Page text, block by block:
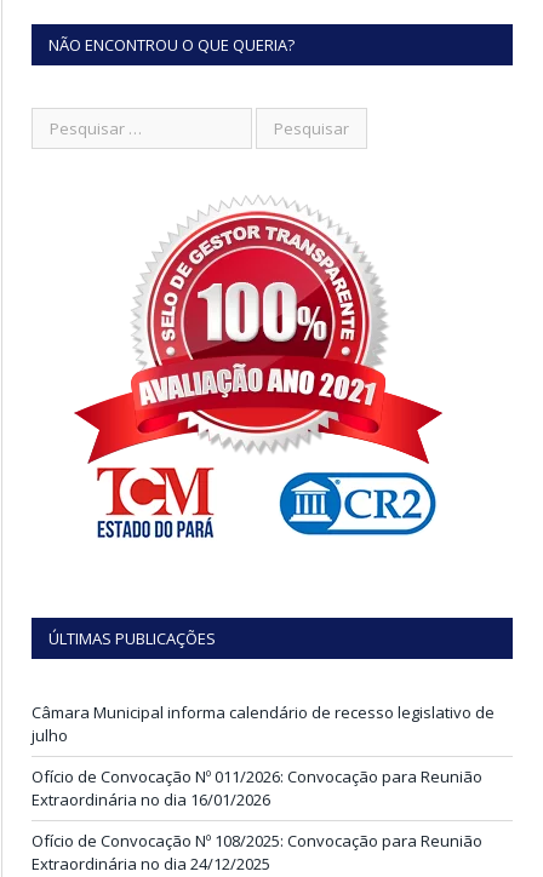
NÃO ENCONTROU O QUE QUERIA?
ÚLTIMAS PUBLICAÇÕES
Câmara Municipal informa calendário de recesso legislativo de
julho
Ofício de Convocação Nº 011/2026: Convocação para Reunião
Extraordinária no dia 16/01/2026
Ofício de Convocação Nº 108/2025: Convocação para Reunião
Extraordinária no dia 24/12/2025